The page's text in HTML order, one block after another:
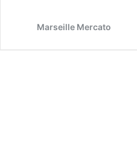
Marseille Mercato